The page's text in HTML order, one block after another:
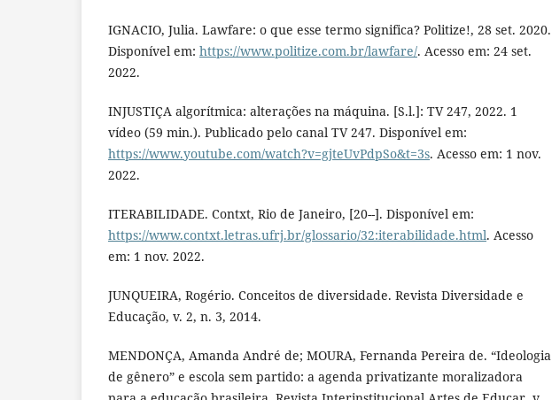
IGNACIO, Julia. Lawfare: o que esse termo significa? Politize!, 28 set. 2020.
Disponível em: https://www.politize.com.br/lawfare/. Acesso em: 24 set.
2022.
INJUSTIÇA algorítmica: alterações na máquina. [S.l.]: TV 247, 2022. 1
vídeo (59 min.). Publicado pelo canal TV 247. Disponível em:
https://www.youtube.com/watch?v=gjteUvPdpSo&t=3s. Acesso em: 1 nov.
2022.
ITERABILIDADE. Contxt, Rio de Janeiro, [20--]. Disponível em:
https://www.contxt.letras.ufrj.br/glossario/32:iterabilidade.html. Acesso
em: 1 nov. 2022.
JUNQUEIRA, Rogério. Conceitos de diversidade. Revista Diversidade e
Educação, v. 2, n. 3, 2014.
MENDONÇA, Amanda André de; MOURA, Fernanda Pereira de. “Ideologia
de gênero” e escola sem partido: a agenda privatizante moralizadora